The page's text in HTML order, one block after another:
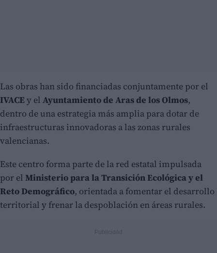
Las obras han sido financiadas conjuntamente por el
IVACEy el Ayuntamiento de Aras de los Olmos,
dentro de una estrategia más amplia para dotar de
infraestructuras innovadoras a las zonas rurales
valencianas.
Este centro forma parte de la red estatal impulsada
por el Ministerio para la Transición Ecológica y el
Reto Demográfico, orientada a fomentar el desarrollo
territorial y frenar la despoblación en áreas rurales.